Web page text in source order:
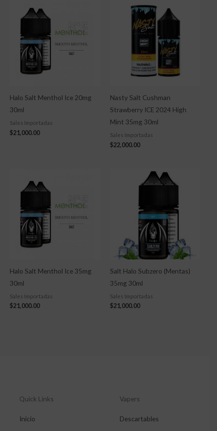
Halo Salt Menthol Ice 20mg
30ml
Sales Importadas
$21,000.00
Nasty Salt Cushman
Strawberry ICE 2024 High
Mint 35mg 30ml
Sales Importadas
$22,000.00
Halo Salt Menthol Ice 35mg
30ml
Sales Importadas
$21,000.00
Salt Halo Subzero (Mentas)
35mg 30ml
Sales Importadas
$21,000.00
Quick Links
Inicio
Vapers
Descartables